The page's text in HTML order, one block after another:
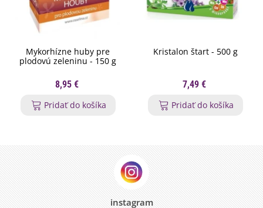
Mykorhízne huby pre
plodovú zeleninu - 150 g
8,95 €
Pridať do košíka
Kristalon štart - 500 g
7,49 €
Pridať do košíka
instagram